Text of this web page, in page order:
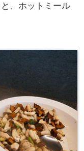
、ホットミール